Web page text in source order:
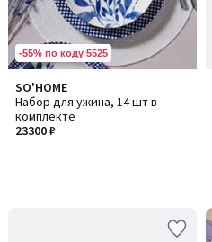
-55% по коду 5525
SO'HOME
Набор для ужина, 14 шт в
комплекте
23300 ₽